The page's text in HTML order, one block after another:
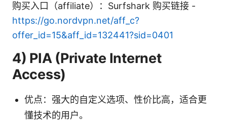
购买入口（affiliate）：Surfshark 购买链接 -
https://go.nordvpn.net/aff_c?
offer_id=15&aff_id=132441?sid=0401
4) PIA (Private Internet
Access)
优点：强大的自定义选项、性价比高，适合更
懂技术的用户。